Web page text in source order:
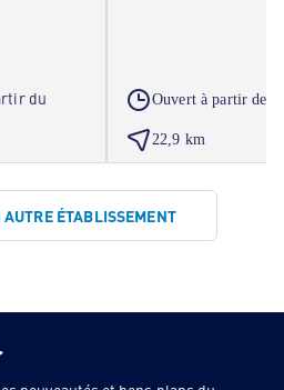
du Ouvert à partir de
22,9 km
ÉTABLISSEMENT